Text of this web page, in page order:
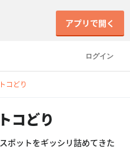
ログイン
アプリで開く
コどり
コどり
ポットをギッシリ詰めてきた